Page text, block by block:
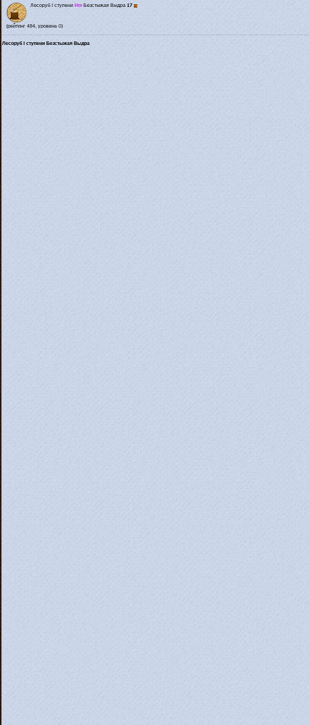
Лесоруб I ступени Hm Безстыжая Выдра 17
(рейтинг 484, уровень 0)
Лесоруб I ступени Безстыжая Выдра